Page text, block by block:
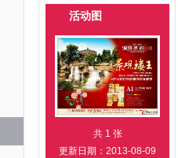
活动图
共 1 张
更新日期：2013-08-09